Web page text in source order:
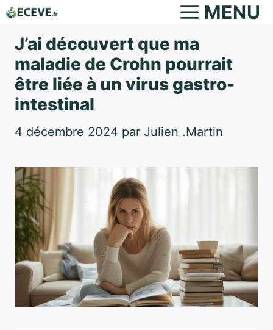
Aller
contenu
MENU
J’ai découvert que ma
maladie de Crohn pourrait
être liée à un virus gastro-
intestinal
4 décembre 2024 par Julien .Martin